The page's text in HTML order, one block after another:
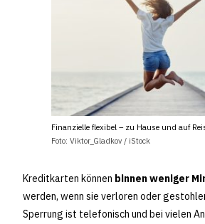
Finanzielle flexibel – zu Hause und auf
Foto: Viktor_Gladkov / iStock
Kreditkarten können binnen weniger
werden, wenn sie verloren oder
Sperrung ist telefonisch und bei vielen